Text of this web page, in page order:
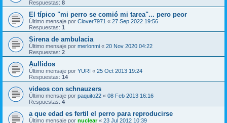
Respuestas: 8
El típico "mi perro se comió mi tarea"... pero peor
Último mensaje por Clover7971 « 27 Sep 2022 19:56
Respuestas: 1
Sirena de ambulacia
Último mensaje por merlonmi « 20 Nov 2020 04:22
Respuestas: 2
Aullidos
Último mensaje por YURI « 25 Oct 2013 19:24
Respuestas: 14
videos con schnauzers
Último mensaje por paquito22 « 08 Feb 2013 16:16
Respuestas: 4
a que edad es fertil el perro para reproducirse
Último mensaje por nuclear« 23 Jul 2012 10:39